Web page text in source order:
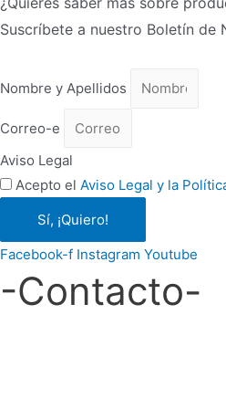
Suscríbete a nuestro Boletín de
Nombre y Apellidos
Correo-e
Aviso Legal
Acepto el Aviso Legal y la
Sí, ¡Quiero!
Facebook-f Instagram Youtube
-Contacto-